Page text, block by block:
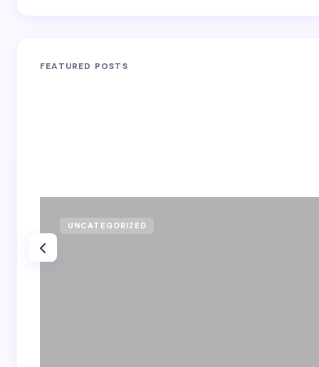
FEATURED POSTS
UNCATEGORIZED